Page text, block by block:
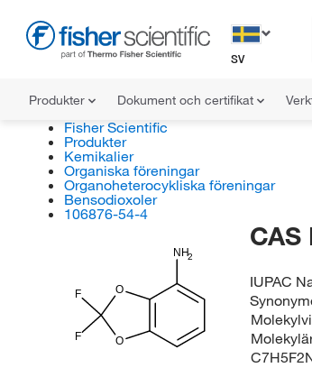
SV
Produkter Dokument och certifikat
Fisher Scientific
Produkter
Kemikalier
Organiska föreningar
Organoheterocykliska föreningar
Bensodioxoler
106876-54-4
NH2
O
F
F O
CAS
IUPAC